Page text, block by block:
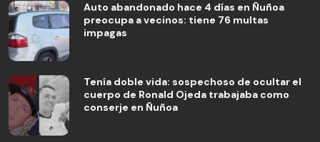
Auto abandonado hace 4 días en Ñuñoa
preocupa a vecinos: tiene 76 multas
impagas
Tenía doble vida: sospechoso de ocultar el
cuerpo de Ronald Ojeda trabajaba como
conserje en Ñuñoa